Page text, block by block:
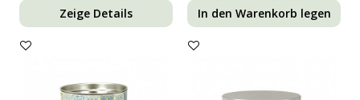
Zeige Details In den Warenkorb legen